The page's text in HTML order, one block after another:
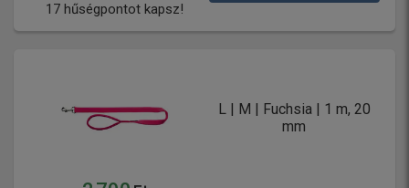
17 hűségpontot kapsz!
L | M | Fuchsia | 1 m, 20
mm